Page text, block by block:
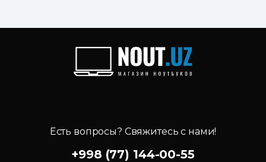
Есть вопросы? Свяжитесь с нами!
+998 (77) 144-00-55